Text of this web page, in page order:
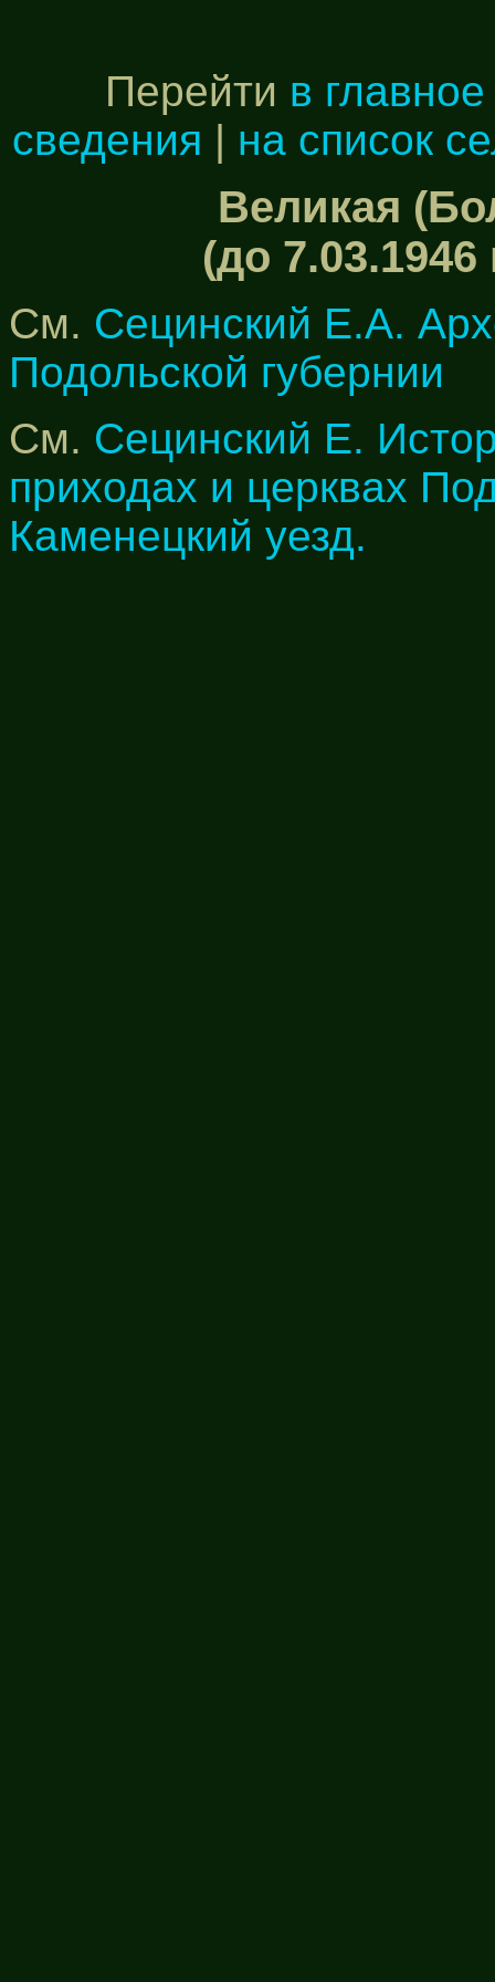
Перейти в
сведения | на список
Великая
(до
См. Сецинский Е.А.
Подольской губернии
См. Сецинский Е.
приходах и церквах
Каменецкий уезд.